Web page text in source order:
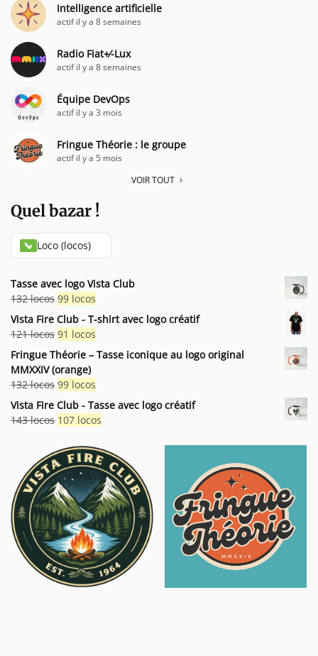
Intelligence artificielle
actif il y a 8 semaines
Radio Fiat+⁄-Lux
actif il y a 8 semaines
Équipe DevOps
actif il y a 3 mois
Fringue Théorie : le groupe
actif il y a 5 mois
VOIR TOUT
Quel bazar !
Loco (locos)
Tasse avec logo Vista Club
132locos Le
prix
initial
était :
132 locos.
99 locos
prix
actuel
est :
99 locos.
Vista Fire Club - T-shirt avec logo créatif
121locos Le
prix
était :
121 locos.
91 locos
prix
est :
91 locos.
Fringue Théorie – Tasse iconique au logo original
MMXXIV (orange)
132locos Le
prix
initial
était :
132 locos.
99 locos
actuel
est :
Vista Fire Club - Tasse avec logo créatif
143locos Le
initial
était :
143 locos.
107 locos
actuel
est :
107 locos.